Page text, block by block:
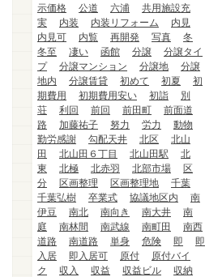
示価格
公道 六浦
共用施設充
実
内装 内装リフォーム
内見
内見可
内覧 再開発 写真
冬
冬至
凄い 函館 分譲
分譲タイ
プ
分譲マンション 分譲地
分譲
地内
分譲賃貸 初めて 初夏
初
期費用
初期費用安い 初詣
別
荘
利回 前回 前田町
前面道
路
加藤祐子 努力 労力
動物
勤労感謝
勾配天井 北区
北山
田
北山田６丁目 北山田駅
北
東
北極 北赤羽 北部市場
区
分
区画整理 区画整理地
千葉
千葉弘樹
卒業式 協議地区内
南
伊豆
南北 南向き 南大井
南
庭
南林間 南武線 南町田
南西
道路
南道路 単身 危険 即
即
入居
即入居可 原付
原付バイ
ク
収入 収益 収益ビル
収納